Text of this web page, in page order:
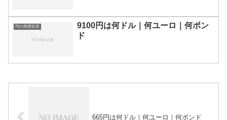
円の両替目安
9100円は何ドル｜何ユーロ｜何ポン
ド
665円は何ドル｜何ユーロ｜何ポンド